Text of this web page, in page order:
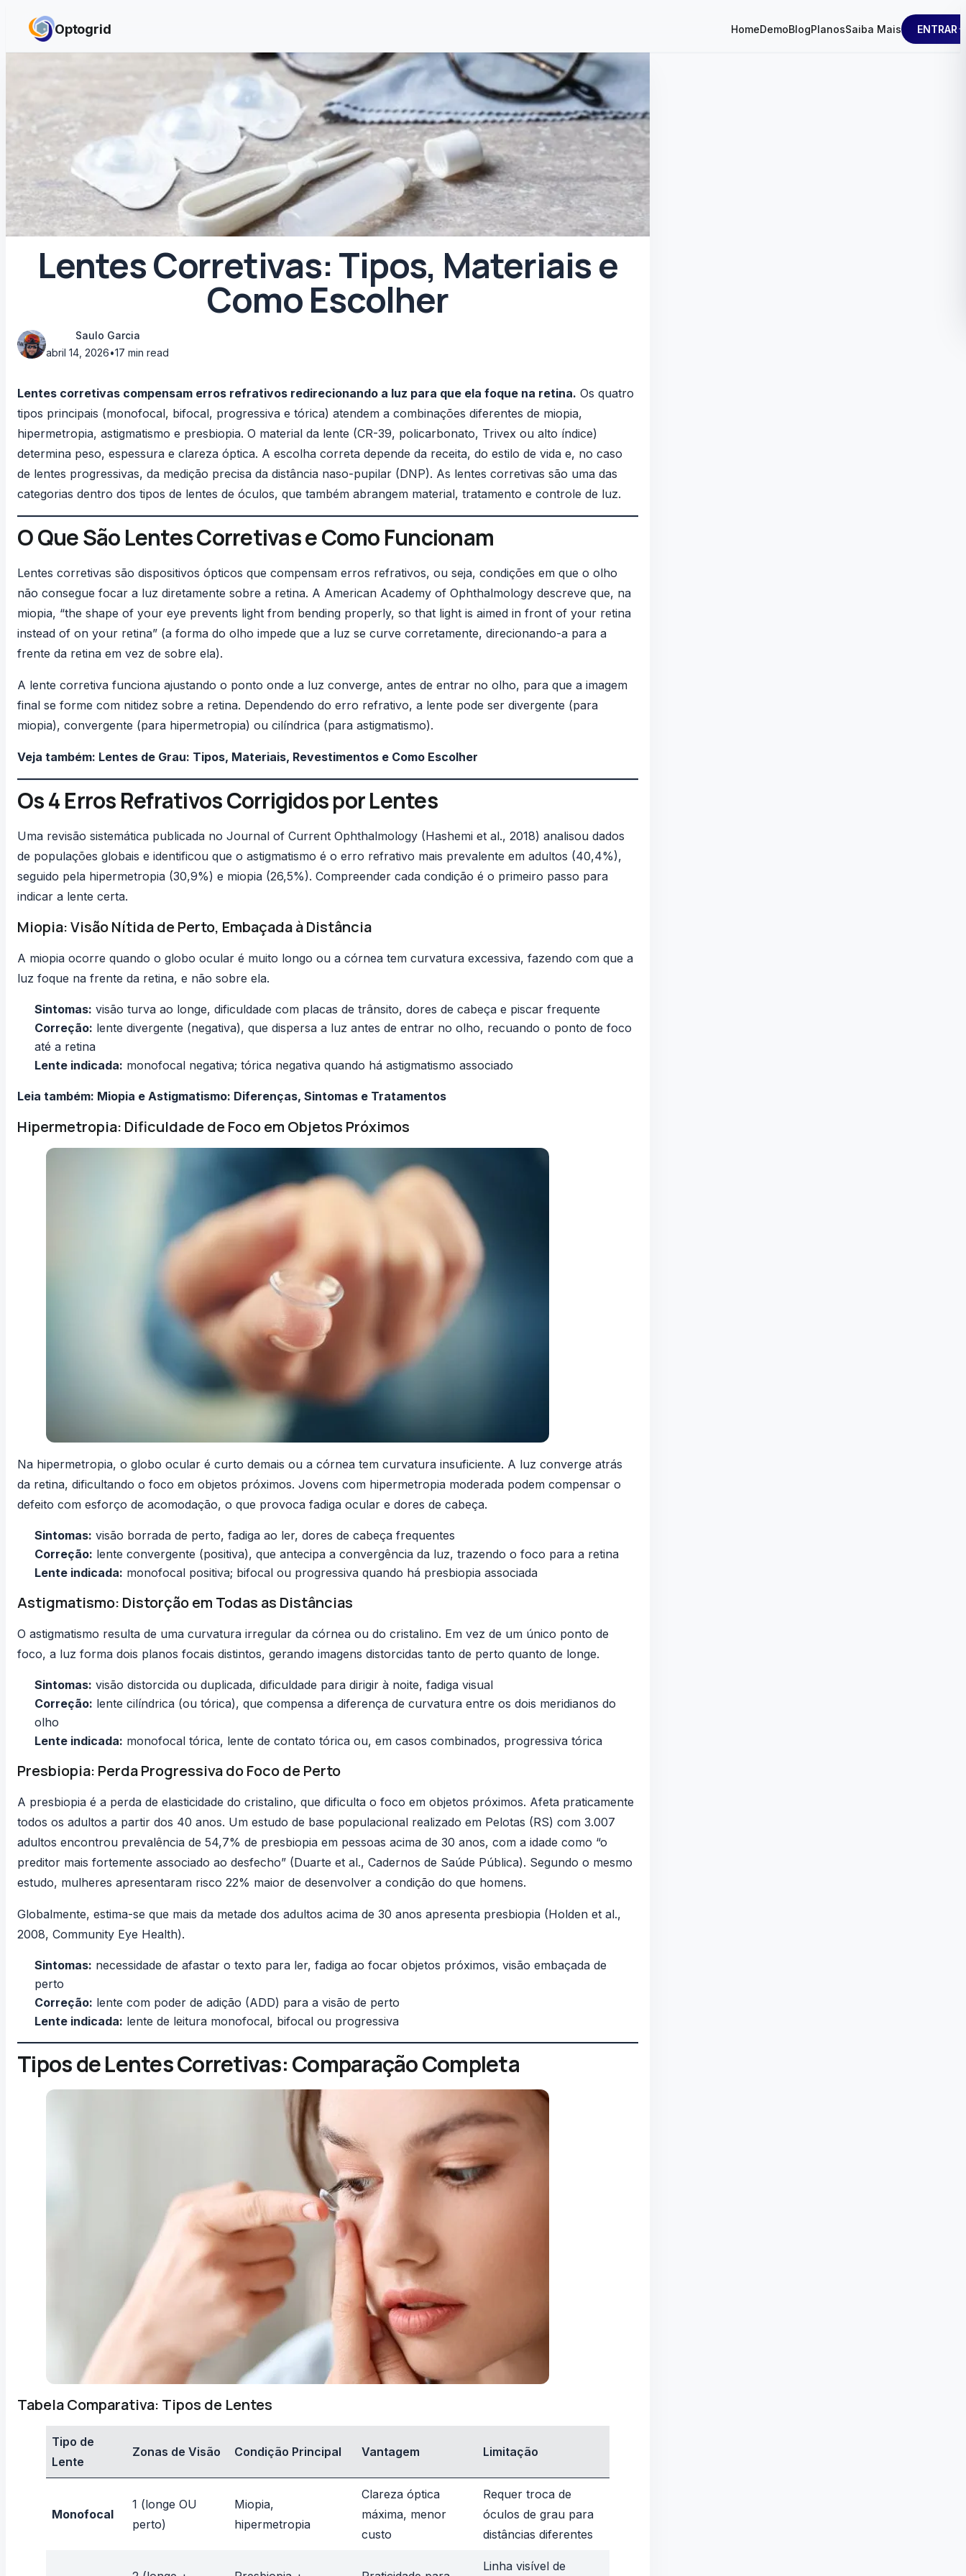
Skip to content
Optogrid HomeDemoBlogPlanosSaiba Mais ENTRAR
Lentes Corretivas: Tipos, Materiais e
Como Escolher
Saulo Garcia
abril 14, 2026•17 min read
Lentes corretivas compensam erros refrativos redirecionando a luz para que ela foque na retina. Os quatro
tipos principais (monofocal, bifocal, progressiva e tórica) atendem a combinações diferentes de miopia,
hipermetropia, astigmatismo e presbiopia. O material da lente (CR-39, policarbonato, Trivex ou alto índice)
determina peso, espessura e clareza óptica. A escolha correta depende da receita, do estilo de vida e, no caso
de lentes progressivas, da medição precisa da distância naso-pupilar (DNP). As lentes corretivas são uma das
categorias dentro dos tipos de lentes de óculos, que também abrangem material, tratamento e controle de luz.
O Que São Lentes Corretivas e Como Funcionam
Lentes corretivas são dispositivos ópticos que compensam erros refrativos, ou seja, condições em que o olho
não consegue focar a luz diretamente sobre a retina. A American Academy of Ophthalmology descreve que, na
miopia, “the shape of your eye prevents light from bending properly, so that light is aimed in front of your retina
instead of on your retina” (a forma do olho impede que a luz se curve corretamente, direcionando-a para a
frente da retina em vez de sobre ela).
A lente corretiva funciona ajustando o ponto onde a luz converge, antes de entrar no olho, para que a imagem
final se forme com nitidez sobre a retina. Dependendo do erro refrativo, a lente pode ser divergente (para
miopia), convergente (para hipermetropia) ou cilíndrica (para astigmatismo).
Veja também: Lentes de Grau: Tipos, Materiais, Revestimentos e Como Escolher
Os 4 Erros Refrativos Corrigidos por Lentes
Uma revisão sistemática publicada no Journal of Current Ophthalmology (Hashemi et al., 2018) analisou dados
de populações globais e identificou que o astigmatismo é o erro refrativo mais prevalente em adultos (40,4%),
seguido pela hipermetropia (30,9%) e miopia (26,5%). Compreender cada condição é o primeiro passo para
indicar a lente certa.
Miopia: Visão Nítida de Perto, Embaçada à Distância
A miopia ocorre quando o globo ocular é muito longo ou a córnea tem curvatura excessiva, fazendo com que a
luz foque na frente da retina, e não sobre ela.
Sintomas: visão turva ao longe, dificuldade com placas de trânsito, dores de cabeça e piscar frequente
Correção: lente divergente (negativa), que dispersa a luz antes de entrar no olho, recuando o ponto de foco
até a retina
Lente indicada: monofocal negativa; tórica negativa quando há astigmatismo associado
Leia também: Miopia e Astigmatismo: Diferenças, Sintomas e Tratamentos
Hipermetropia: Dificuldade de Foco em Objetos Próximos
Na hipermetropia, o globo ocular é curto demais ou a córnea tem curvatura insuficiente. A luz converge atrás
da retina, dificultando o foco em objetos próximos. Jovens com hipermetropia moderada podem compensar o
defeito com esforço de acomodação, o que provoca fadiga ocular e dores de cabeça.
Sintomas: visão borrada de perto, fadiga ao ler, dores de cabeça frequentes
Correção: lente convergente (positiva), que antecipa a convergência da luz, trazendo o foco para a retina
Lente indicada: monofocal positiva; bifocal ou progressiva quando há presbiopia associada
Astigmatismo: Distorção em Todas as Distâncias
O astigmatismo resulta de uma curvatura irregular da córnea ou do cristalino. Em vez de um único ponto de
foco, a luz forma dois planos focais distintos, gerando imagens distorcidas tanto de perto quanto de longe.
Sintomas: visão distorcida ou duplicada, dificuldade para dirigir à noite, fadiga visual
Correção: lente cilíndrica (ou tórica), que compensa a diferença de curvatura entre os dois meridianos do
olho
Lente indicada: monofocal tórica, lente de contato tórica ou, em casos combinados, progressiva tórica
Presbiopia: Perda Progressiva do Foco de Perto
A presbiopia é a perda de elasticidade do cristalino, que dificulta o foco em objetos próximos. Afeta praticamente
todos os adultos a partir dos 40 anos. Um estudo de base populacional realizado em Pelotas (RS) com 3.007
adultos encontrou prevalência de 54,7% de presbiopia em pessoas acima de 30 anos, com a idade como “o
preditor mais fortemente associado ao desfecho” (Duarte et al., Cadernos de Saúde Pública). Segundo o mesmo
estudo, mulheres apresentaram risco 22% maior de desenvolver a condição do que homens.
Globalmente, estima-se que mais da metade dos adultos acima de 30 anos apresenta presbiopia (Holden et al.,
2008, Community Eye Health).
Sintomas: necessidade de afastar o texto para ler, fadiga ao focar objetos próximos, visão embaçada de
perto
Correção: lente com poder de adição (ADD) para a visão de perto
Lente indicada: lente de leitura monofocal, bifocal ou progressiva
Tipos de Lentes Corretivas: Comparação Completa
Tabela Comparativa: Tipos de Lentes
Tipo de
Lente
Zonas de Visão Condição Principal Vantagem Limitação
Monofocal
1 (longe OU
perto)
Miopia,
hipermetropia
Clareza óptica
máxima, menor
custo
Requer troca de
óculos de grau para
distâncias diferentes
Linha visível de